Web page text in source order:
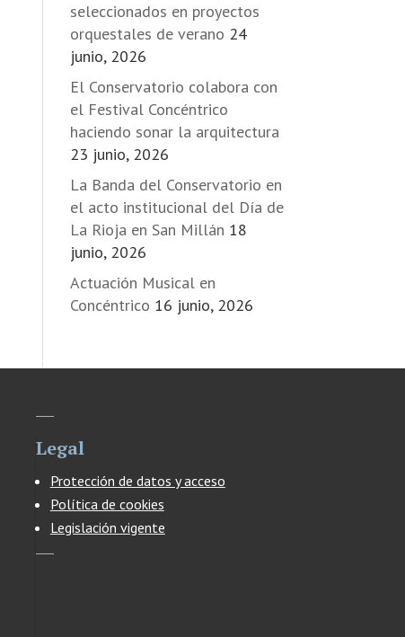
seleccionados en proyectos
orquestales de verano 24
junio, 2026
El Conservatorio colabora con
el Festival Concéntrico
haciendo sonar la arquitectura
23 junio, 2026
La Banda del Conservatorio en
el acto institucional del Día de
La Rioja en San Millán 18
junio, 2026
Actuación Musical en
Concéntrico 16 junio, 2026
Legal
Protección de datos y acceso
Política de cookies
Legislación vigente